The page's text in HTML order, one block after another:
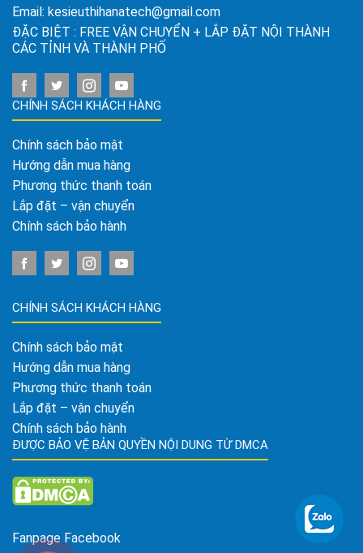
Email: kesieuthihanatech@gmail.com
ĐẶC BIỆT : FREE VẬN CHUYỂN + LẮP ĐẶT NỘI THÀNH
CÁC TỈNH VÀ THÀNH PHỐ
CHÍNH SÁCH KHÁCH HÀNG
Chính sách bảo mật
Hướng dẫn mua hàng
Phương thức thanh toán
Lắp đặt – vận chuyển
Chính sách bảo hành
CHÍNH SÁCH KHÁCH HÀNG
Chính sách bảo mật
Hướng dẫn mua hàng
Phương thức thanh toán
Lắp đặt – vận chuyển
Chính sách bảo hành
ĐƯỢC BẢO VỆ BẢN QUYỀN NỘI DUNG TỪ DMCA
Fanpage Facebook